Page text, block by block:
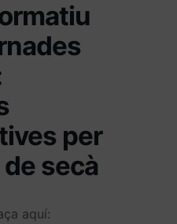
per
de secà
aquí: